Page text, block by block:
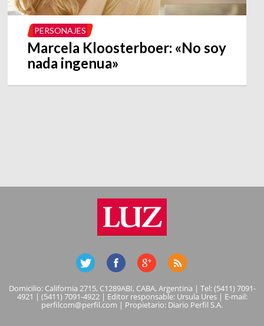
PERSONAJES
Marcela Kloosterboer: «No soy
nada ingenua»
Domicilio: California 2715, C1289ABI, CABA, Argentina | Tel: (5411) 7091-
4921 | (5411) 7091-4922 | Editor responsable: Ursula Ures | E-mail:
perfilcom@perfil.com | Propietario: Diario Perfil S.A.